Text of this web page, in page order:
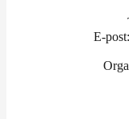
E-post: